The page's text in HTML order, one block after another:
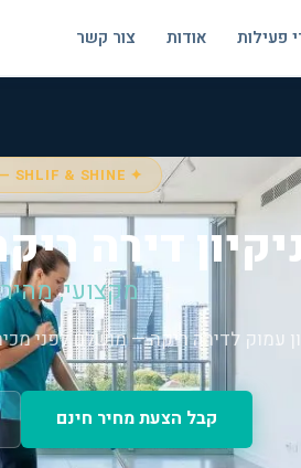
פעילות אודות צור קשר
✦ SHLIF & SHINE — גבעתיים
דירה
מקצועי,
עמוק לדירה ריקה — מושלם לפני
קבל הצעת מחיר חינם